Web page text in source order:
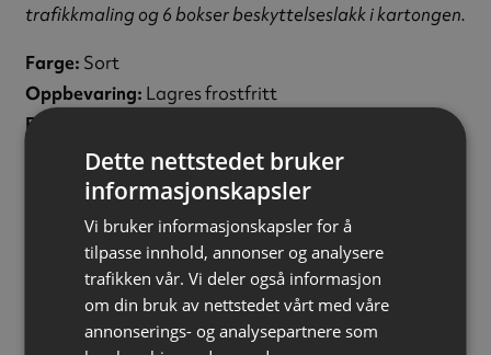
trafikkmaling og 6 bokser beskyttelseslakk i kartongen.
Farge: Sort
Oppbevaring: Lagres frostfritt
Fareinformasjon:
606‑001‑00‑8 Aceton
EC 605‑296‑0 Fettsyrer, C18,umett., dimere, produkter av
reaksjon med
N,N‑dimetyl‑1,3‑propanediamin og
1,3‑propanediamin
UFI: SVM1-AYJX-296P-7RHX
Dette nettstedet bruker
informasjonskapsler
Vi bruker informasjonskapsler for å
tilpasse innhold, annonser og analysere
trafikken vår. Vi deler også informasjon
om din bruk av nettstedet vårt med våre
annonserings- og analysepartnere som